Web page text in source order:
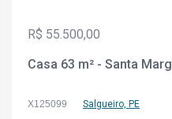
R$ 55.500,00
Casa 63 m² - Santa
X125099 Salgueiro, PE